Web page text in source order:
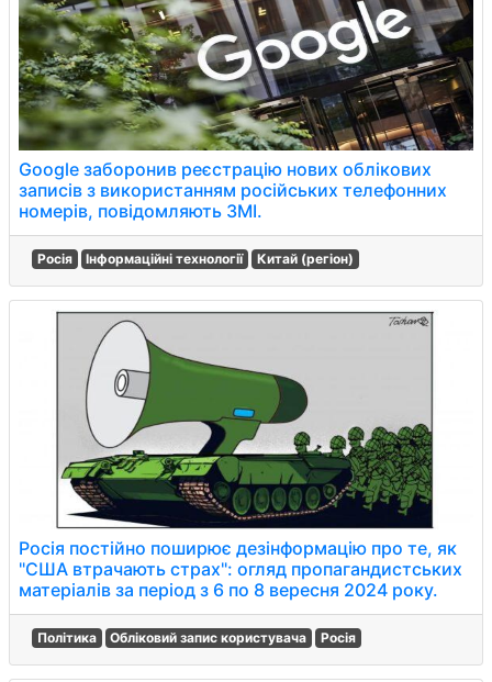
Google заборонив реєстрацію нових облікових
записів з використанням російських телефонних
номерів, повідомляють ЗМІ.
Росія Інформаційні технології Китай (регіон)
Росія постійно поширює дезінформацію про те, як
"США втрачають страх": огляд пропагандистських
матеріалів за період з 6 по 8 вересня 2024 року.
Політика Обліковий запис користувача Росія